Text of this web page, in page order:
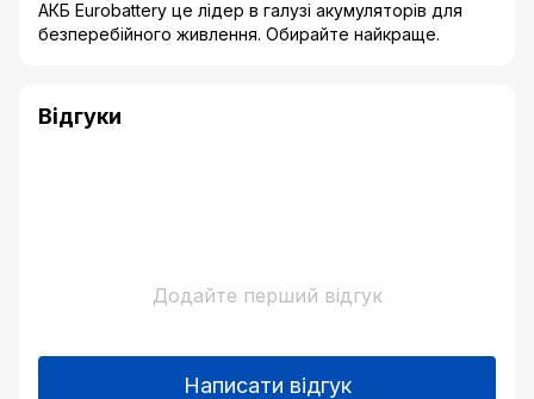
АКБ Eurobattery це лідер в галузі акумуляторів для
безперебійного живлення. Обирайте найкраще.
Відгуки
Додайте перший відгук
Написати відгук